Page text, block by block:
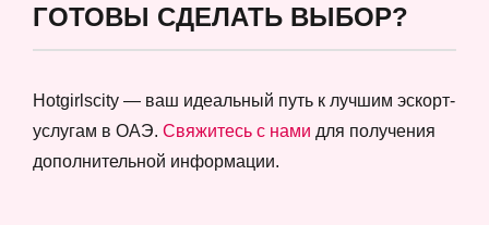
ГОТОВЫ СДЕЛАТЬ ВЫБОР?
Hotgirlscity — ваш идеальный путь к лучшим эскорт-
услугам в ОАЭ. Свяжитесь с нами для получения
дополнительной информации.